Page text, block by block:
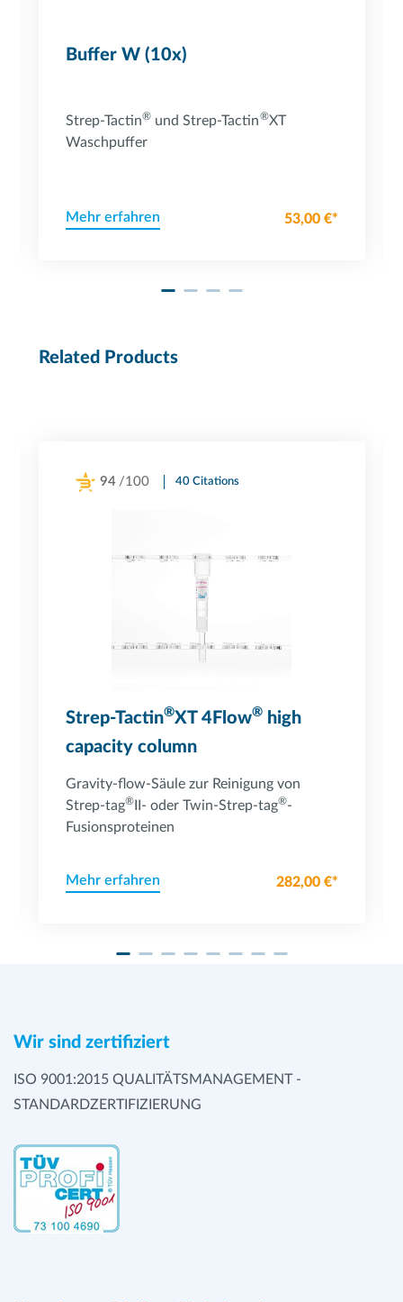
Buffer W (10x)
Strep-Tactin®und Strep-Tactin®XT
Waschpuffer
Mehr erfahren 53,00 €*
Related Products
94 /100 40 Citations
Strep-Tactin®XT 4Flow®high
capacity column
Gravity-flow-Säule zur Reinigung von
Strep-tag®II- oder Twin-Strep-tag®-
Fusionsproteinen
Mehr erfahren 282,00 €*
Wir sind zertifiziert
ISO 9001:2015 QUALITÄTSMANAGEMENT -
STANDARDZERTIFIZIERUNG